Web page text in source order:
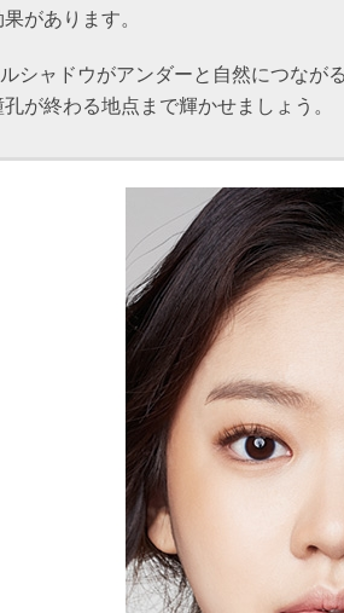
があります。
シャドウがアンダーと自然につなが
が終わる地点まで輝かせましょう。